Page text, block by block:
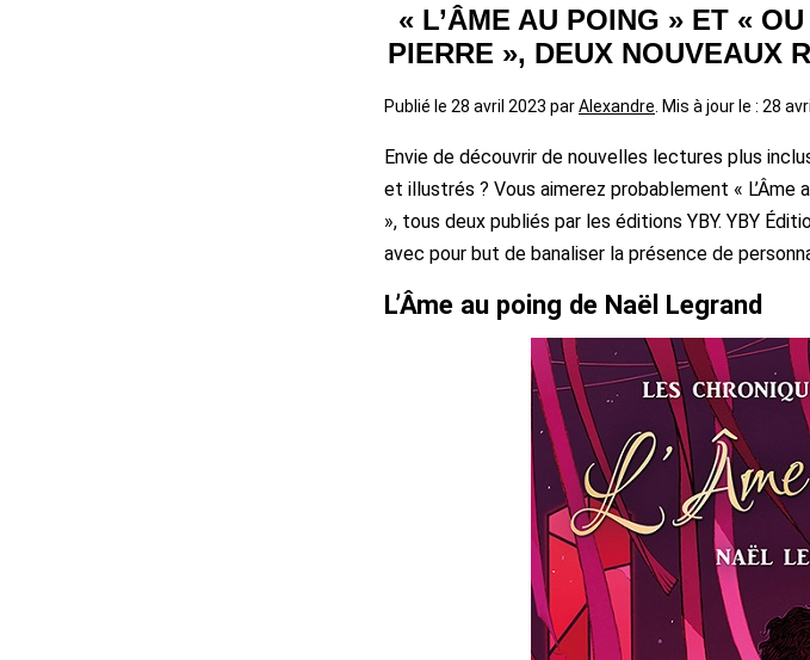
« L’ÂME AU POING » ET «
PIERRE », DEUX NOUVEAUX
Publié le 28 avril 2023 parAlexandre . Mis à jour le : 28
Envie de découvrir de nouvelles lectures plus
et illustrés ? Vous aimerez probablement «
», tous deux publiés par les éditions YBY. YBY
avec pour but de banaliser la présence de
L’Âme au poing de Naël Legrand